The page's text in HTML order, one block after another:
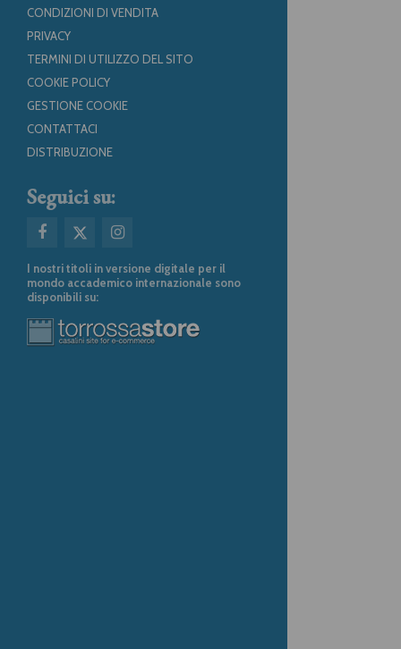
CONDIZIONI DI VENDITA
PRIVACY
TERMINI DI UTILIZZO DEL SITO
COOKIE POLICY
GESTIONE COOKIE
CONTATTACI
DISTRIBUZIONE
Seguici su:
I nostri titoli in versione digitale per il
mondo accademico internazionale sono
disponibili su: